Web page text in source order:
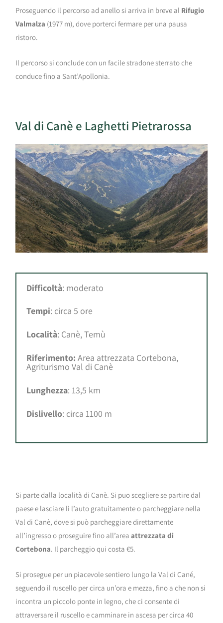
Proseguendo il percorso ad anello si arriva in breve al Rifugio
Valmalza (1977 m), dove porterci fermare per una pausa
ristoro.
Il percorso si conclude con un facile stradone sterrato che
conduce fino a Sant’Apollonia.
Val di Canè e Laghetti Pietrarossa
Difficoltà: moderato
Tempi: circa 5 ore
Località: Canè, Temù
Riferimento:Area attrezzata Cortebona,
Agriturismo Val di Canè
Lunghezza: 13,5 km
Dislivello: circa 1100 m
Si parte dalla località di Canè. Si puo scegliere se partire dal
paese e lasciare li l’auto gratuitamente o parcheggiare nella
Val di Canè, dove si può parcheggiare direttamente
all’ingresso o proseguire fino all’area attrezzata di
Cortebona. Il parcheggio qui costa €5.
Si prosegue per un piacevole sentiero lungo la Val di Cané,
seguendo il ruscello per circa un’ora e mezza, fino a che non si
incontra un piccolo ponte in legno, che ci consente di
attraversare il ruscello e camminare in ascesa per circa 40